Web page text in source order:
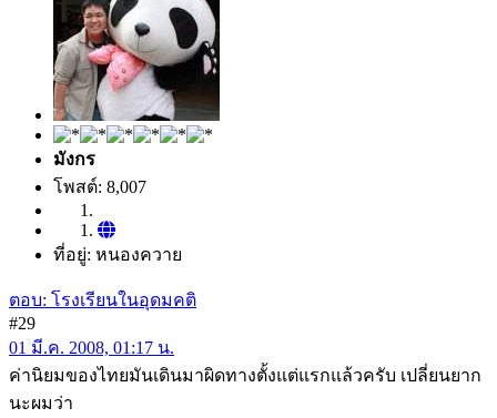
มังกร
โพสต์: 8,007
ที่อยู่: หนองควาย
ตอบ: โรงเรียนในอุดมคติ
#29
01 มี.ค. 2008, 01:17 น.
ค่านิยมของไทยมันเดินมาผิดทางตั้งแต่แรกแล้วครับ เปลี่ยนยาก
นะผมว่า